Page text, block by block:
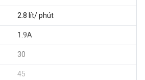
2.8 lít/ phút
1.9A
30
45